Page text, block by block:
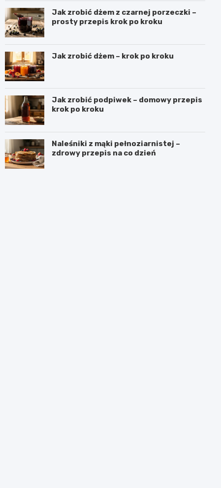
Jak zrobić dżem z czarnej porzeczki –
prosty przepis krok po kroku
Jak zrobić dżem – krok po kroku
Jak zrobić podpiwek – domowy przepis
krok po kroku
Naleśniki z mąki pełnoziarnistej –
zdrowy przepis na co dzień